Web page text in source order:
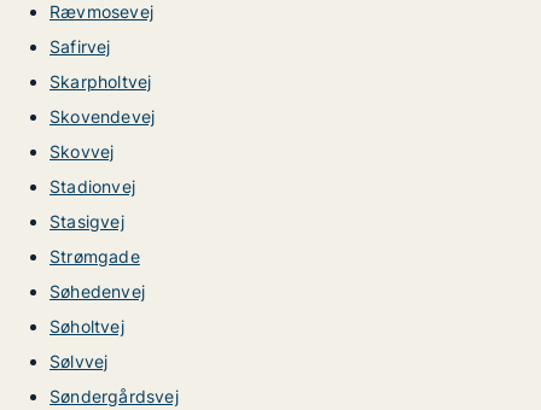
Rævmosevej
Safirvej
Skarpholtvej
Skovendevej
Skovvej
Stadionvej
Stasigvej
Strømgade
Søhedenvej
Søholtvej
Sølvvej
Søndergårdsvej